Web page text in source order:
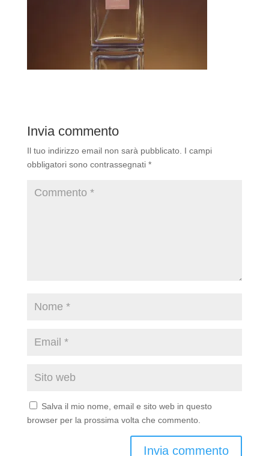
Invia commento
Il tuo indirizzo email non sarà pubblicato. I campi
obbligatori sono contrassegnati *
Salva il mio nome, email e sito web in questo
browser per la prossima volta che commento.